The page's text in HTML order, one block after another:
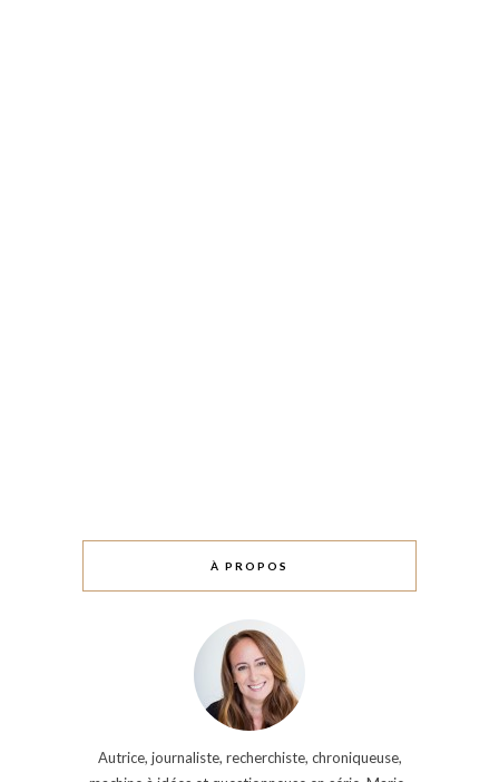
À PROPOS
Autrice, journaliste, recherchiste, chroniqueuse,